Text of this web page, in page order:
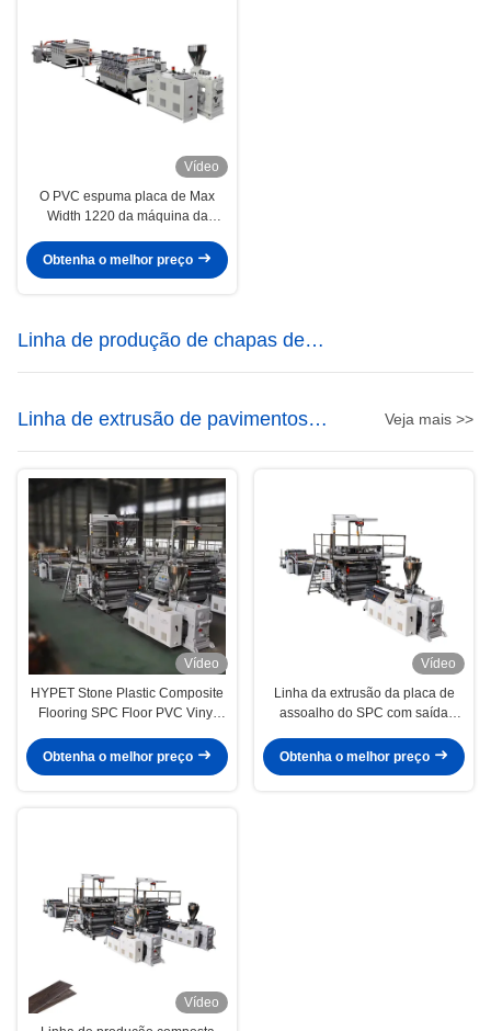
Vídeo
O PVC espuma placa de Max
Width 1220 da máquina da
máquina 400kg/H
Obtenha o melhor preço
Linha de produção de chapas de
mármore de PVC
Linha de extrusão de pavimentos
SPC
Veja mais >>
Vídeo
HYPET Stone Plastic Composite
Flooring SPC Floor PVC Vinyl
Production Making Machine
Obtenha o melhor preço
Vídeo
Linha da extrusão da placa de
assoalho do SPC com saída
extrusora de parafuso 95/192
Obtenha o melhor preço
Vídeo